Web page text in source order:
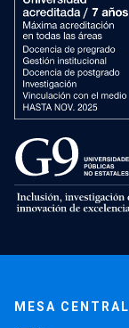
MESA CENTRAL